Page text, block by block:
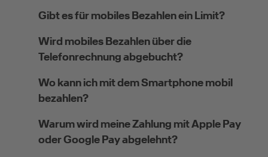
Gibt es für mobiles Bezahlen ein Limit?
Wird mobiles Bezahlen über die
Telefonrechnung abgebucht?
Wo kann ich mit dem Smartphone mobil
bezahlen?
Warum wird meine Zahlung mit Apple Pay
oder Google Pay abgelehnt?